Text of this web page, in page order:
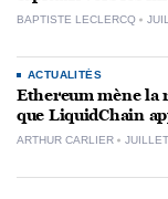
BAPTISTE LECLERCQ
ACTUALITÉS
Ethereum mène la
que LiquidChain
ARTHUR CARLIER